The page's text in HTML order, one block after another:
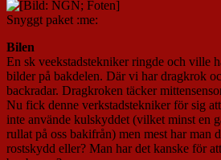
Snyggt paket :me:
Bilen
En sk veekstadstekniker ringde och ville
bilder på bakdelen. Där vi har dragkrok
backradar. Dragkroken täcker
Nu fick denne verkstadstekniker för sig
inte använde kulskyddet (vilket minst en
rullat på oss bakifrån) men mest har man
rostskydd eller? Man har det kanske för